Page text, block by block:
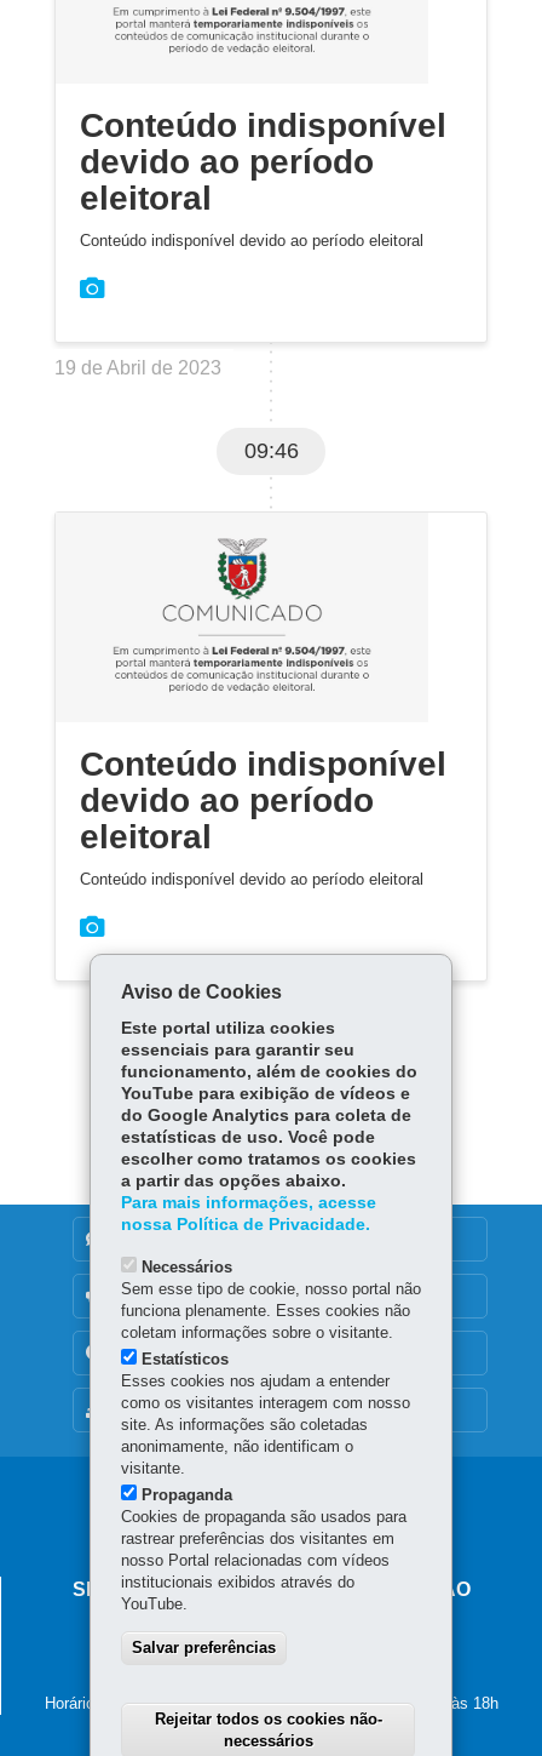
Conteúdo indisponível
devido ao período
eleitoral
Conteúdo indisponível devido ao período eleitoral
19 de Abril de 2023
09:46
Conteúdo indisponível
devido ao período
eleitoral
Conteúdo indisponível devido ao período eleitoral
Carregar mais
MAPA DO SITE
OUVIDORIA
TRANSPARÊNCIA INSTITUCIONAL
Navegação
principal
SECRETARIA DE ESTADO DA EDUCAÇÃO
80610-011-Curitiba
Horário de atendimento: de segunda a sexta-feira, das 8h às 18h
Aviso de Cookies
Este portal utiliza cookies
essenciais para garantir seu
funcionamento, além de cookies do
YouTube para exibição de vídeos e
do Google Analytics para coleta de
estatísticas de uso. Você pode
escolher como tratamos os cookies
a partir das opções abaixo.
Para mais informações, acesse
nossa Política de Privacidade.
Necessários
Sem esse tipo de cookie, nosso portal não
funciona plenamente. Esses cookies não
coletam informações sobre o visitante.
Estatísticos
Esses cookies nos ajudam a entender
como os visitantes interagem com nosso
site. As informações são coletadas
anonimamente, não identificam o
visitante.
Propaganda
Cookies de propaganda são usados para
rastrear preferências dos visitantes em
nosso Portal relacionadas com vídeos
institucionais exibidos através do
YouTube.
Salvar preferências
Rejeitar todos os cookies não-
necessários